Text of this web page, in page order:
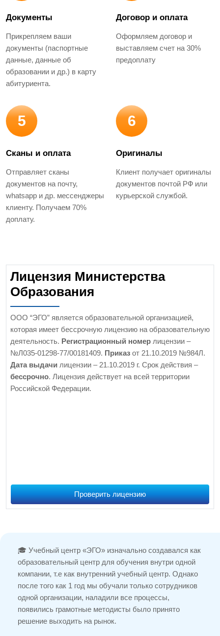
Документы
Прикрепляем ваши
документы (паспортные
данные, данные об
образовании и др.) в карту
абитуриента.
Договор и оплата
Оформляем договор и
выставляем счет на 30%
предоплату
5
Сканы и оплата
Отправляет сканы
документов на почту,
whatsapp и др. мессенджеры
клиенту. Получаем 70%
доплату.
6
Оригиналы
Клиент получает оригиналы
документов почтой РФ или
курьерской службой.
Лицензия Министерства
Образования
ООО “ЭГО” является образовательной организацией,
которая имеет бессрочную лицензию на образовательную
деятельность. Регистрационный номер лицензии –
№Л035-01298-77/00181409. Приказ от 21.10.2019 №984Л.
Дата выдачи лицензии – 21.10.2019 г. Срок действия –
бессрочно. Лицензия действует на всей территории
Российской Федерации.
Проверить лицензию
🎓 Учебный центр «ЭГО» изначально создавался как
образовательный центр для обучения внутри одной
компании, т.е как внутренний учебный центр. Однако
после того как 1 год мы обучали только сотрудников
одной организации, наладили все процессы,
появились грамотные методисты было принято
решение выходить на рынок.